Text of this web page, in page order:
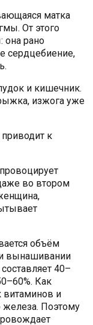
матка
От этого
она рано
сердцебиение,
и кишечник.
изжога уже
к
во втором
объём
вынашивании
40–
Как
витаминов и
Поэтому